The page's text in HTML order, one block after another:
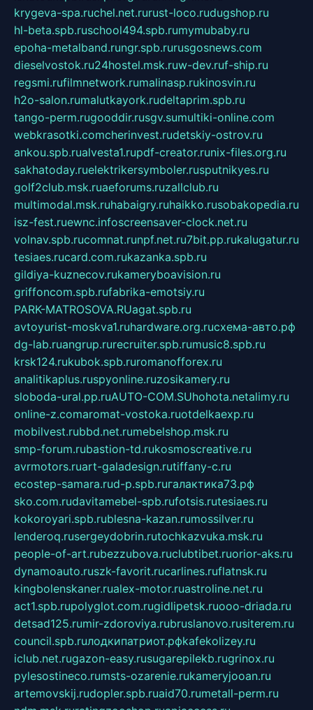
krygeva-spa.ruchel.net.rurust-loco.rudugshop.ru
hl-beta.spb.ruschool494.spb.rumymubaby.ru
epoha-metalband.rungr.spb.rurusgosnews.com
dieselvostok.ru24hostel.msk.ruw-dev.ruf-ship.ru
regsmi.rufilmnetwork.rumalinasp.rukinosvin.ru
h2o-salon.rumalutkayork.rudeltaprim.spb.ru
tango-perm.rugooddir.rusgv.sumultiki-online.com
webkrasotki.comcherinvest.rudetskiy-ostrov.ru
ankou.spb.rualvesta1.rupdf-creator.runix-files.org.ru
sakhatoday.ruelektrikersymboler.rusputnikyes.ru
golf2club.msk.ruaeforums.ruzallclub.ru
multimodal.msk.ruhabaigry.ruhaikko.rusobakopedia.ru
isz-fest.ruewnc.infoscreensaver-clock.net.ru
volnav.spb.rucomnat.runpf.net.ru7bit.pp.rukalugatur.ru
tesiaes.rucard.com.rukazanka.spb.ru
gildiya-kuznecov.rukameryboavision.ru
griffoncom.spb.rufabrika-emotsiy.ru
PARK-MATROSOVA.RUagat.spb.ru
avtoyurist-moskva1.ruhardware.org.ruсхема-авто.рф
dg-lab.ruangrup.rurecruiter.spb.rumusic8.spb.ru
krsk124.rukubok.spb.ruromanofforex.ru
analitikaplus.ruspyonline.ruzosikamery.ru
sloboda-ural.pp.ruAUTO-COM.SUhohota.netalimy.ru
online-z.comaromat-vostoka.ruotdelkaexp.ru
mobilvest.rubbd.net.rumebelshop.msk.ru
smp-forum.rubastion-td.rukosmoscreative.ru
avrmotors.ruart-galadesign.rutiffany-c.ru
ecostep-samara.rud-p.spb.ruгалактика73.рф
sko.com.rudavitamebel-spb.rufotsis.rutesiaes.ru
kokoroyari.spb.rublesna-kazan.rumossilver.ru
lenderoq.rusergeydobrin.rutochkazvuka.msk.ru
people-of-art.rubezzubova.ruclubtibet.ruorior-aks.ru
dynamoauto.ruszk-favorit.rucarlines.ruflatnsk.ru
kingbolenskaner.rualex-motor.ruastroline.net.ru
act1.spb.rupolyglot.com.rugidlipetsk.ruooo-driada.ru
detsad125.rumir-zdoroviya.rubruslanovo.rusiterem.ru
council.spb.ruлодкипатриот.рфkafekolizey.ru
iclub.net.rugazon-easy.rusugarepilekb.rugrinox.ru
pylesostineco.rumsts-ozarenie.rukameryjooan.ru
artemovskij.rudopler.spb.ruaid70.rumetall-perm.ru